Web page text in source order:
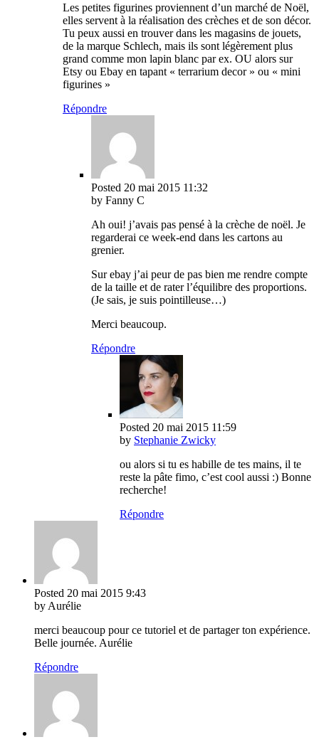
Les petites figurines proviennent d’un marché de Noël,
elles servent à la réalisation des crèches et de son décor.
Tu peux aussi en trouver dans les magasins de jouets,
de la marque Schlech, mais ils sont légèrement plus
grand comme mon lapin blanc par ex. OU alors sur
Etsy ou Ebay en tapant « terrarium decor » ou « mini
figurines »
Répondre
Posted 20 mai 2015 11:32
by Fanny C
Ah oui! j’avais pas pensé à la crèche de noël. Je
regarderai ce week-end dans les cartons au
grenier.
Sur ebay j’ai peur de pas bien me rendre compte
de la taille et de rater l’équilibre des proportions.
(Je sais, je suis pointilleuse…)
Merci beaucoup.
Répondre
Posted 20 mai 2015 11:59
by Stephanie Zwicky
ou alors si tu es habille de tes mains, il te
reste la pâte fimo, c’est cool aussi :) Bonne
recherche!
Répondre
Posted 20 mai 2015 9:43
by Aurélie
merci beaucoup pour ce tutoriel et de partager ton expérience.
Belle journée. Aurélie
Répondre